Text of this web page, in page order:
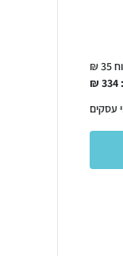
₪
334
₪
עסקים